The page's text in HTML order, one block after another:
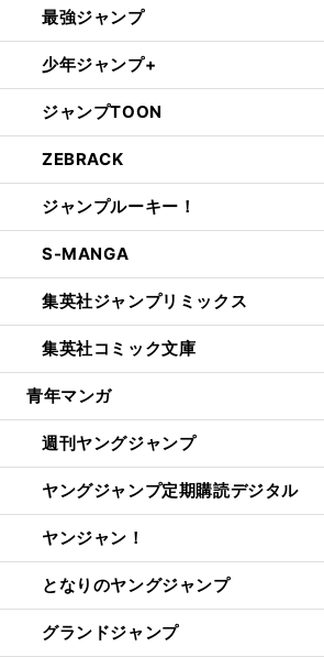
最強ジャンプ
少年ジャンプ+
ジャンプTOON
ZEBRACK
ジャンプルーキー！
S-MANGA
集英社ジャンプリミックス
集英社コミック文庫
青年マンガ
週刊ヤングジャンプ
ヤングジャンプ定期購読デジタル
ヤンジャン！
となりのヤングジャンプ
グランドジャンプ